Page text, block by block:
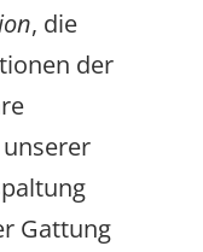
, die
der
Gattung